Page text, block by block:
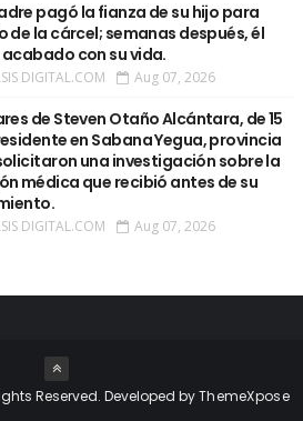
pagó la fianza de su hijo para
de la cárcel; semanas después, él
con su vida.
DIGITAL.COM Aug 07, 2026
de Steven Otaño Alcántara, de 15
en Sabana Yegua, provincia
una investigación sobre la
médica que recibió antes de su
DIGITAL.COM Aug 07, 2026
Reserved. Developed byThemeXpose